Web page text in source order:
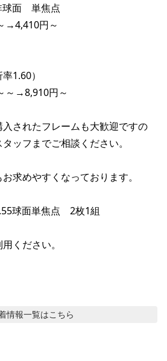
面　単焦点
→4,410円～
1.60）
～→8,910円～
されたフレームも大歓迎ですの
ッフまでご相談ください。
求めやすくなっております。
球面単焦点　2枚1組
ください。
情報一覧はこちら